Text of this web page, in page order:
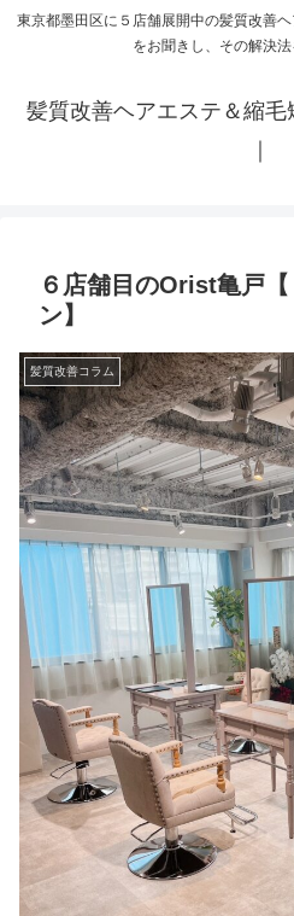
東京都墨田区に５店舗展開中の髪質改善
をお聞きし、その解決法
髪質改善ヘアエステ＆縮
６店舗目のOrist亀戸
ン】
髪質改善コラム